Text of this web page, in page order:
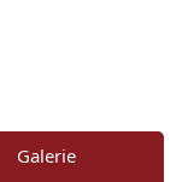
Galerie